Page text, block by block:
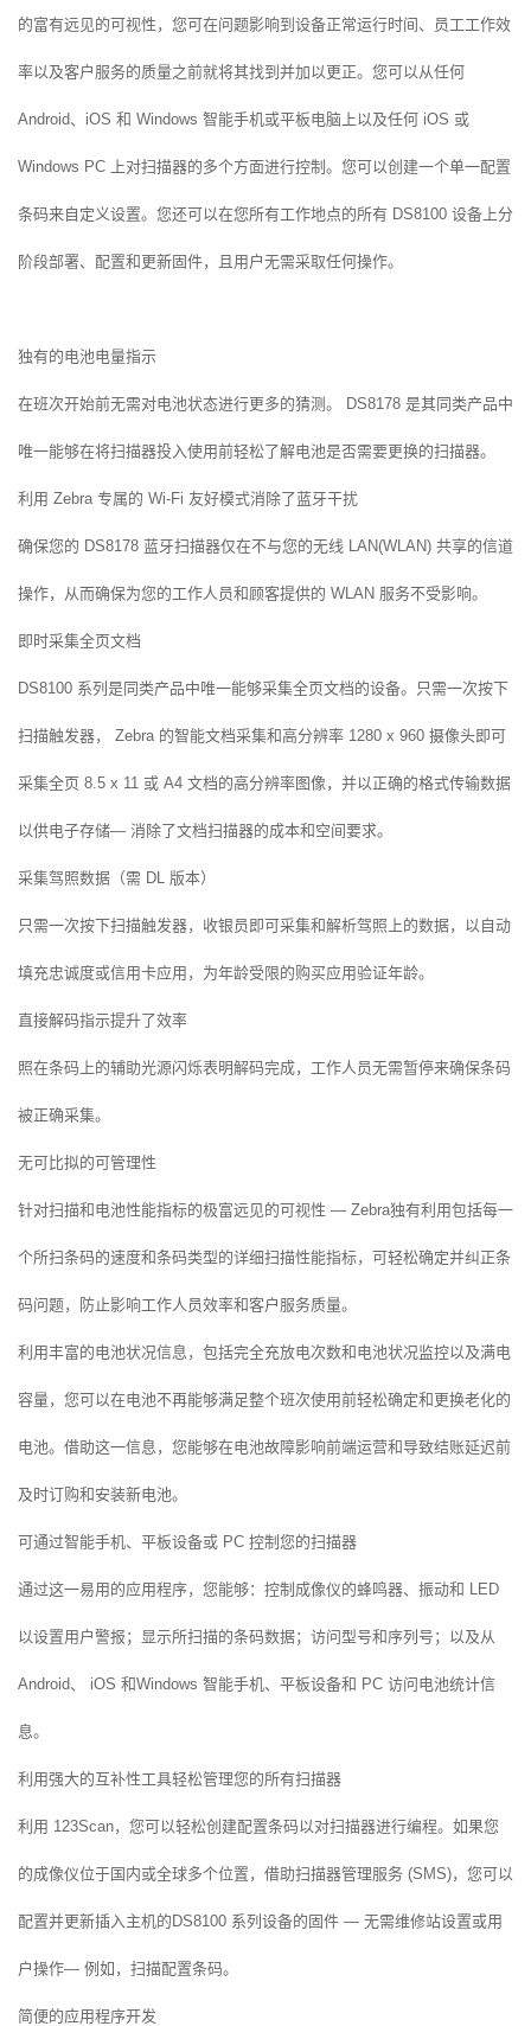
的富有远见的可视性，您可在问题影响到设备正常运行时间、员工工作效
率以及客户服务的质量之前就将其找到并加以更正。您可以从任何
Android、iOS 和 Windows 智能手机或平板电脑上以及任何 iOS 或
Windows PC 上对扫描器的多个方面进行控制。您可以创建一个单一配置
条码来自定义设置。您还可以在您所有工作地点的所有 DS8100 设备上分
阶段部署、配置和更新固件，且用户无需采取任何操作。
独有的电池电量指示
在班次开始前无需对电池状态进行更多的猜测。 DS8178 是其同类产品中
唯一能够在将扫描器投入使用前轻松了解电池是否需要更换的扫描器。
利用 Zebra 专属的 Wi-Fi 友好模式消除了蓝牙干扰
确保您的 DS8178 蓝牙扫描器仅在不与您的无线 LAN(WLAN) 共享的信道
操作，从而确保为您的工作人员和顾客提供的 WLAN 服务不受影响。
即时采集全页文档
DS8100 系列是同类产品中唯一能够采集全页文档的设备。只需一次按下
扫描触发器， Zebra 的智能文档采集和高分辨率 1280 x 960 摄像头即可
采集全页 8.5 x 11 或 A4 文档的高分辨率图像，并以正确的格式传输数据
以供电子存储— 消除了文档扫描器的成本和空间要求。
采集驾照数据（需 DL 版本）
只需一次按下扫描触发器，收银员即可采集和解析驾照上的数据，以自动
填充忠诚度或信用卡应用，为年龄受限的购买应用验证年龄。
直接解码指示提升了效率
照在条码上的辅助光源闪烁表明解码完成，工作人员无需暂停来确保条码
被正确采集。
无可比拟的可管理性
针对扫描和电池性能指标的极富远见的可视性 — Zebra独有利用包括每一
个所扫条码的速度和条码类型的详细扫描性能指标，可轻松确定并纠正条
码问题，防止影响工作人员效率和客户服务质量。
利用丰富的电池状况信息，包括完全充放电次数和电池状况监控以及满电
容量，您可以在电池不再能够满足整个班次使用前轻松确定和更换老化的
电池。借助这一信息，您能够在电池故障影响前端运营和导致结账延迟前
及时订购和安装新电池。
可通过智能手机、平板设备或 PC 控制您的扫描器
通过这一易用的应用程序，您能够：控制成像仪的蜂鸣器、振动和 LED
以设置用户警报；显示所扫描的条码数据；访问型号和序列号；以及从
Android、 iOS 和Windows 智能手机、平板设备和 PC 访问电池统计信
息。
利用强大的互补性工具轻松管理您的所有扫描器
利用 123Scan，您可以轻松创建配置条码以对扫描器进行编程。如果您
的成像仪位于国内或全球多个位置，借助扫描器管理服务 (SMS)，您可以
配置并更新插入主机的DS8100 系列设备的固件 — 无需维修站设置或用
户操作— 例如，扫描配置条码。
简便的应用程序开发